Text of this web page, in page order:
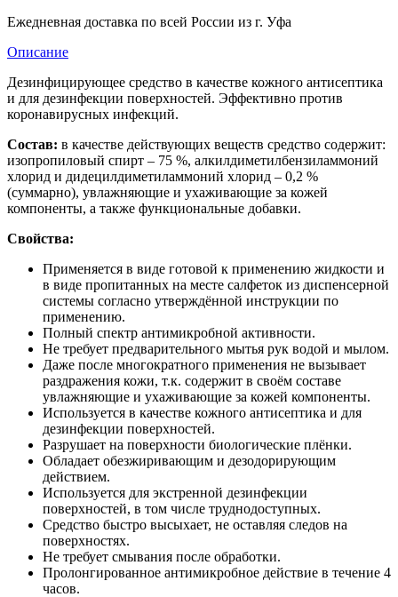
Ежедневная доставка по всей России из г. Уфа
Описание
Дезинфицирующее средство в качестве кожного антисептика
и для дезинфекции поверхностей. Эффективно против
коронавирусных инфекций.
Состав: в качестве действующих веществ средство содержит:
изопропиловый спирт – 75 %, алкилдиметилбензиламмоний
хлорид и дидецилдиметиламмоний хлорид – 0,2 %
(суммарно), увлажняющие и ухаживающие за кожей
компоненты, а также функциональные добавки.
Свойства:
Применяется в виде готовой к применению жидкости и
в виде пропитанных на месте салфеток из диспенсерной
системы согласно утверждённой инструкции по
применению.
Полный спектр антимикробной активности.
Не требует предварительного мытья рук водой и мылом.
Даже после многократного применения не вызывает
раздражения кожи, т.к. содержит в своём составе
увлажняющие и ухаживающие за кожей компоненты.
Используется в качестве кожного антисептика и для
дезинфекции поверхностей.
Разрушает на поверхности биологические плёнки.
Обладает обезжиривающим и дезодорирующим
действием.
Используется для экстренной дезинфекции
поверхностей, в том числе труднодоступных.
Средство быстро высыхает, не оставляя следов на
поверхностях.
Не требует смывания после обработки.
Пролонгированное антимикробное действие в течение 4
часов.